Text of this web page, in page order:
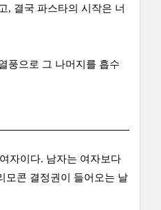
, 결국 파스타의 시작은 너
풍으로 그 나머지를 흡수
자이다. 남자는 여자보다
모콘 결정권이 들어오는 날